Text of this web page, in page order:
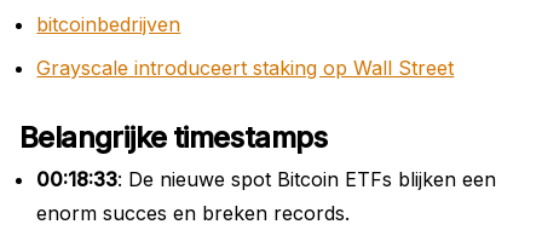
bitcoinbedrijven
Grayscale introduceert staking op Wall Street
Belangrijke timestamps
00:18:33: De nieuwe spot Bitcoin ETFs blijken een
enorm succes en breken records.